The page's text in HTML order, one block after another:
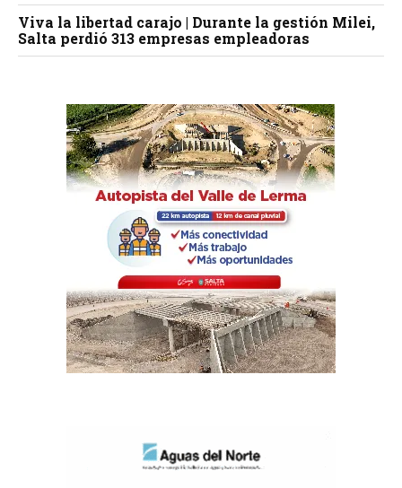
Viva la libertad carajo | Durante la gestión Milei,
Salta perdió 313 empresas empleadoras